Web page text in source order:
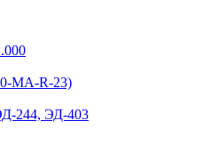
MA-R-23)
244, ЭД-403